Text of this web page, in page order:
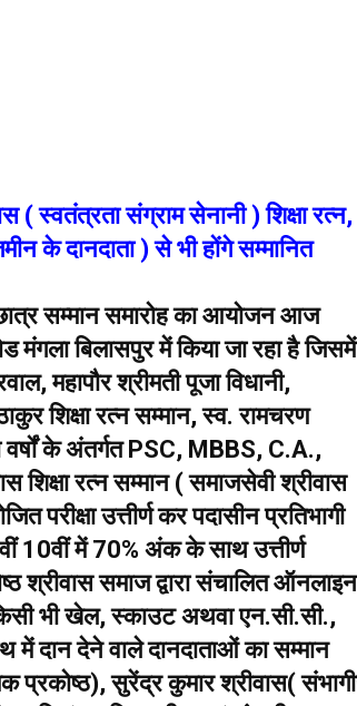
( स्वतंत्रता संग्राम सेनानी ) शिक्षा रत्न,
के दानदाता ) से भी होंगे सम्मानित
छात्र सम्मान समारोह का आयोजन आज
मंगला बिलासपुर में किया जा रहा है जिसमें
महापौर श्रीमती पूजा विधानी,
शिक्षा रत्न सम्मान, स्व. रामचरण
वर्षों के अंतर्गत PSC, MBBS, C.A.,
शिक्षा रत्न सम्मान ( समाजसेवी श्रीवास
परीक्षा उत्तीर्ण कर पदासीन प्रतिभागी
10वीं में 70% अंक के साथ उत्तीर्ण
श्रीवास समाज द्वारा संचालित ऑनलाइन
किसी भी खेल, स्काउट अथवा एन.सी.सी.,
में दान देने वाले दानदाताओं का सम्मान
प्रकोष्ठ), सुरेंद्र कुमार श्रीवास(